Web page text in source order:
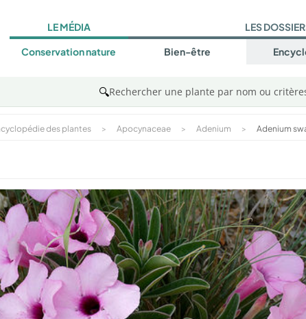
LE MÉDIA
Conservation nature
LES
Bien-être
🔍Rechercher une plante par nom ou
des plantes > Apocynaceae > Adenium > Adenium